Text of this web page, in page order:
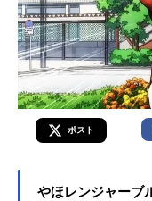
ポスト
やほレンジャーブ